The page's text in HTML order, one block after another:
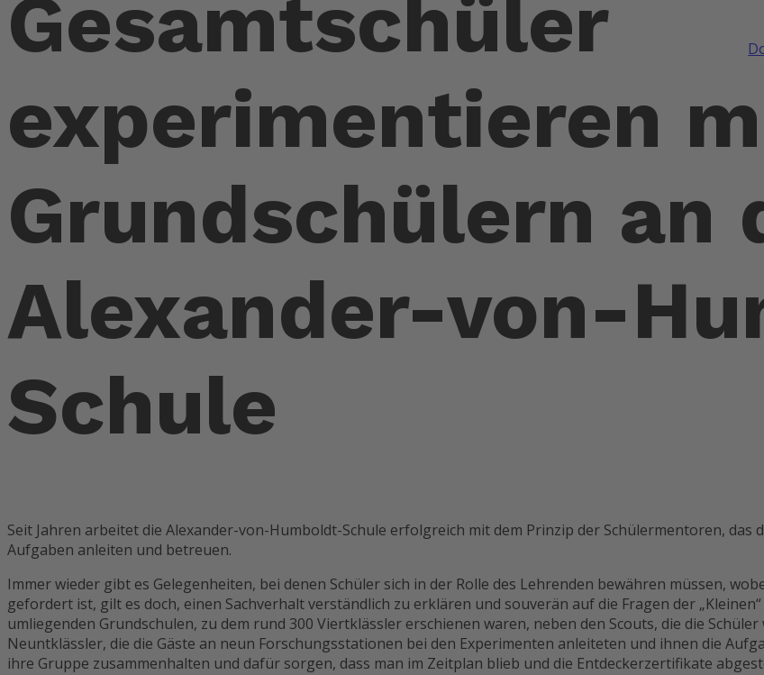
Gesamtschüler
experimentieren
Grundschülern an
Alexander-von-
Schule
Seit Jahren arbeitet die Alexander-von-Humboldt-Schule erfolgreich mit dem Prinzip der Schülermentoren,
Aufgaben anleiten und betreuen.
Immer wieder gibt es Gelegenheiten, bei denen Schüler sich in der Rolle des Lehrenden bewähren müssen,
gefordert ist, gilt es doch, einen Sachverhalt verständlich zu erklären und souverän auf die Fragen der
umliegenden Grundschulen, zu dem rund 300 Viertklässler erschienen waren, neben den Scouts, die die
Neuntklässler, die die Gäste an neun Forschungsstationen bei den Experimenten anleiteten und ihnen die
ihre Gruppe zusammenhalten und dafür sorgen, dass man im Zeitplan blieb und die Entdeckerzertifikate